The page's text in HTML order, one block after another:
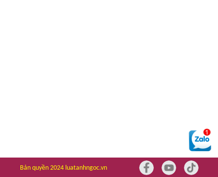
Bản quyền 2024 luatanhngoc.vn